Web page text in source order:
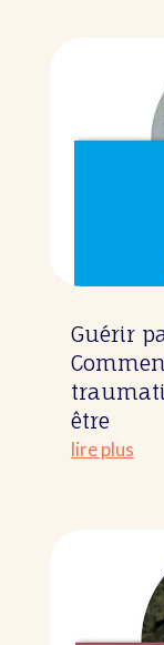
Guérir
être
lire plus